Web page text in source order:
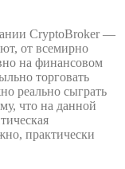
CryptoBroker —
от всемирно
на финансовом
торговать
реально сыграть
что на данной
практически